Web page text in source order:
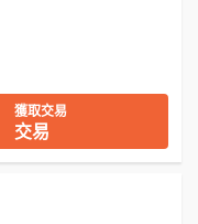
獲取交易
交易